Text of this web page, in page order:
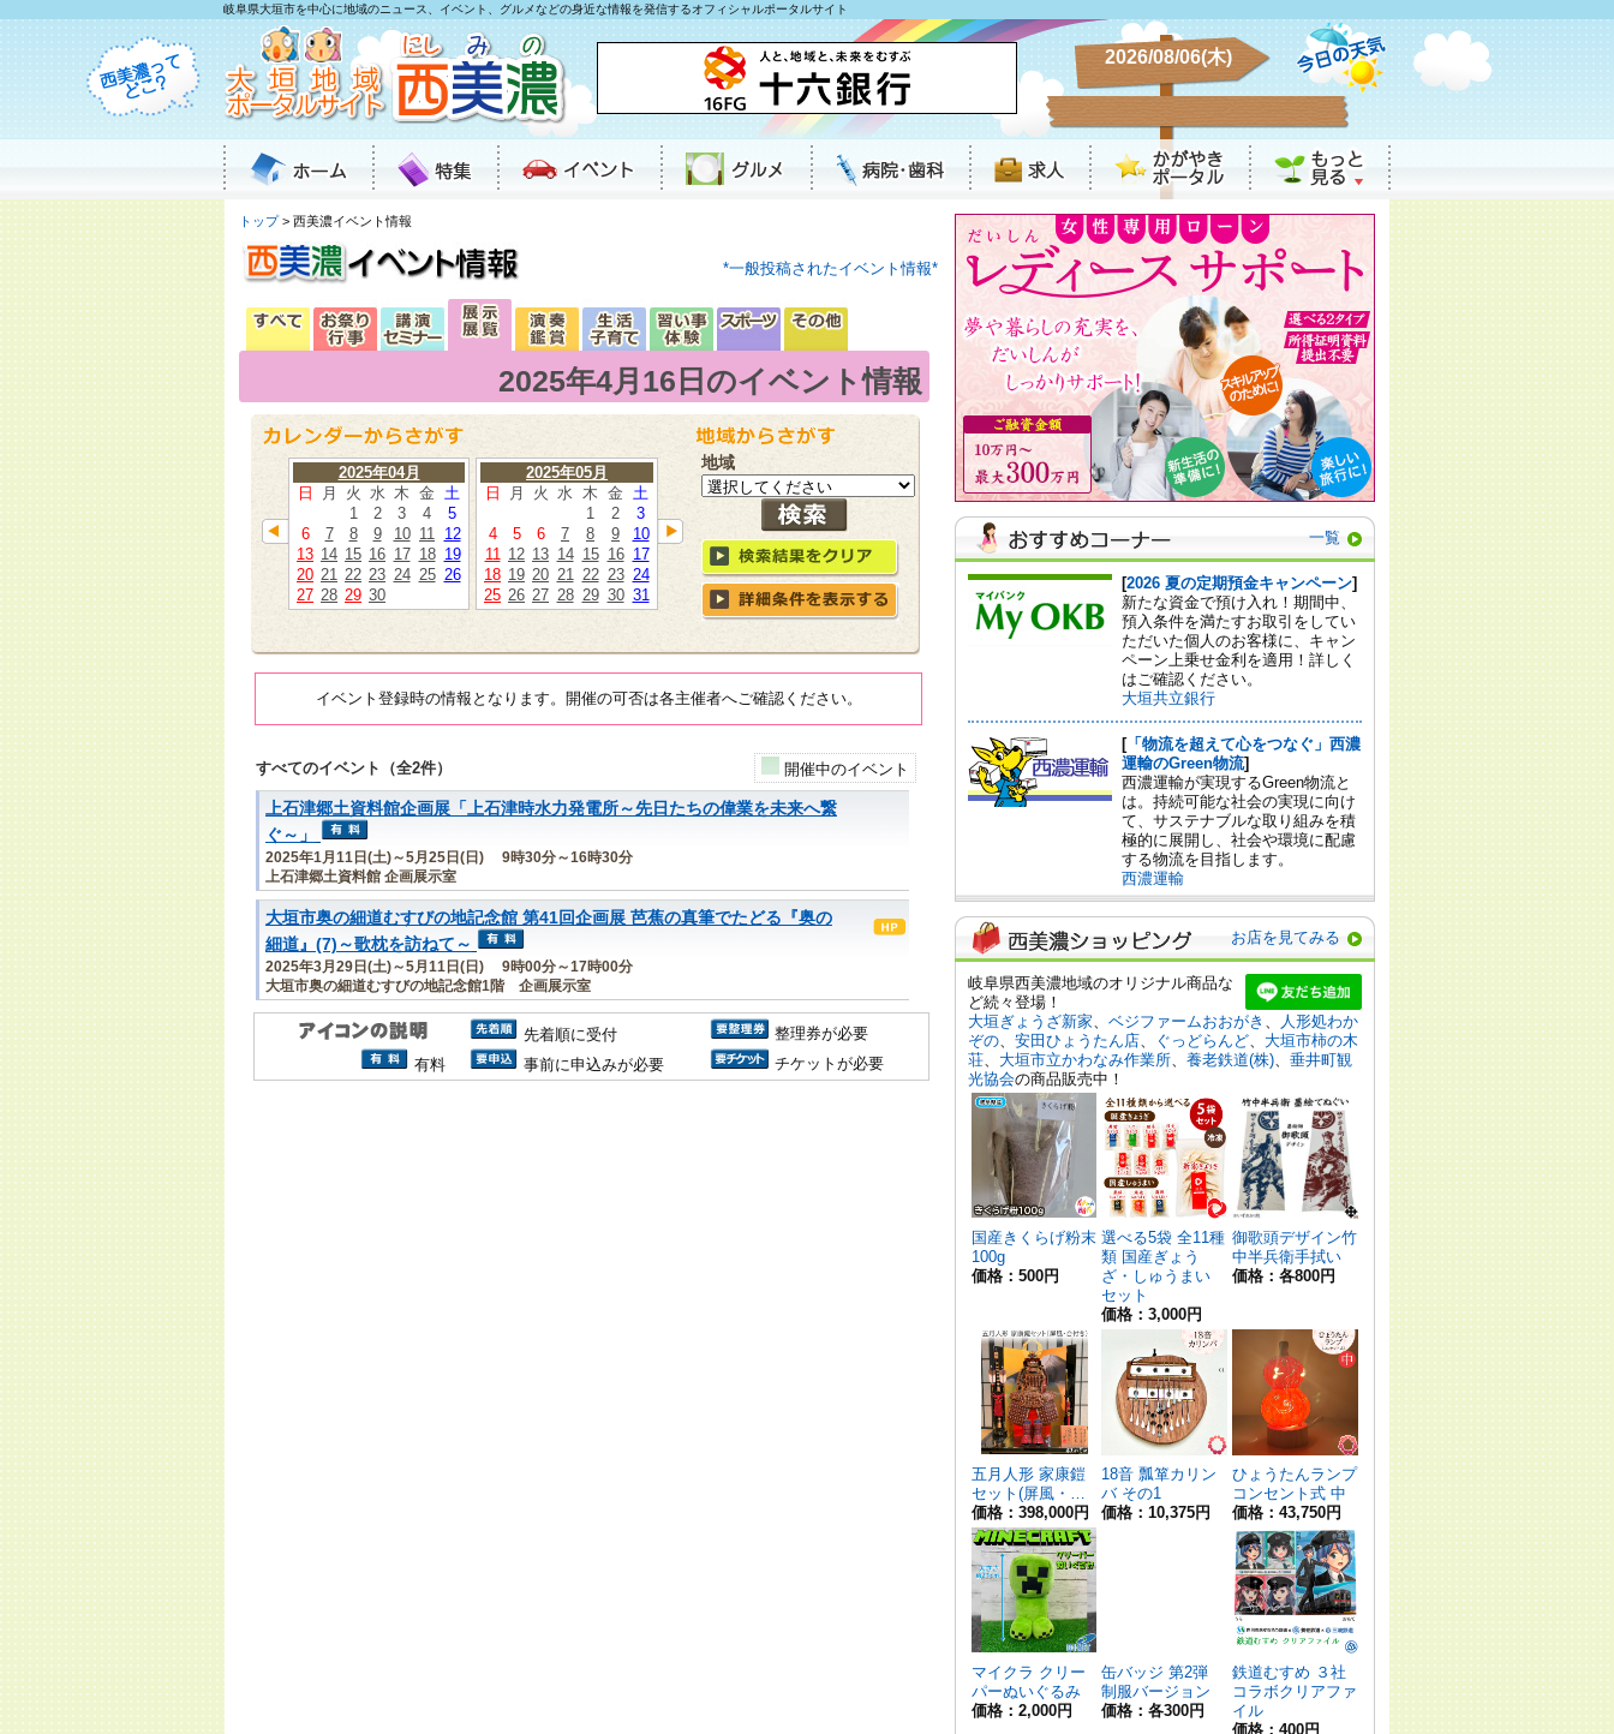
岐阜県大垣市を中心に地域のニュース、イベント、グルメなどの身近な情報を発信するオフィシャルポータルサイト
2026/08/06(木)
トップ> 西美濃イベント情報
*一般投稿されたイベント情報*
2025年4月16日のイベント情報
2025年04月
日
月 火 水 木 金 土
1
2 3 4
5
6
7 8 9 10 11 12
13 14 15 16 17 18 19
20 21 22 23 24 25 26
27 28 29 30
2025年05月
日
月 火 水 木 金 土
1
2
3
4
5 6 7 8 9
10
11 12 13 14 15 16 17
18 19 20 21 22 23 24
25 26 27 28 29 30 31
地域
イベント登録時の情報となります。開催の可否は各主催者へご確認ください。
すべてのイベント（全2件） 開催中のイベント
上石津郷土資料館企画展「上石津時水力発電所～先日たちの偉業を未来へ繋
ぐ～」
2025年1月11日(土)～5月25日(日) 9時30分～16時30分
上石津郷土資料館 企画展示室
大垣市奥の細道むすびの地記念館 第41回企画展 芭蕉の真筆でたどる『奥の
細道』(7)～歌枕を訪ねて～
2025年3月29日(土)～5月11日(日) 9時00分～17時00分
大垣市奥の細道むすびの地記念館1階 企画展示室
先着順に受付
整理券が必要
有料
事前に申込みが必要 チケットが必要